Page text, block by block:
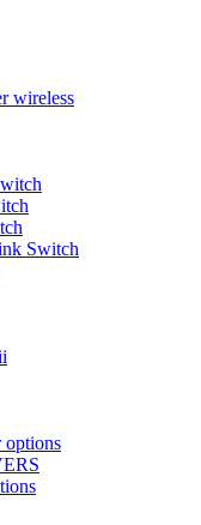
wireless
Switch
options